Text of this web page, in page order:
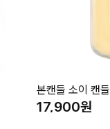
본캔들 소이 캔
17,900